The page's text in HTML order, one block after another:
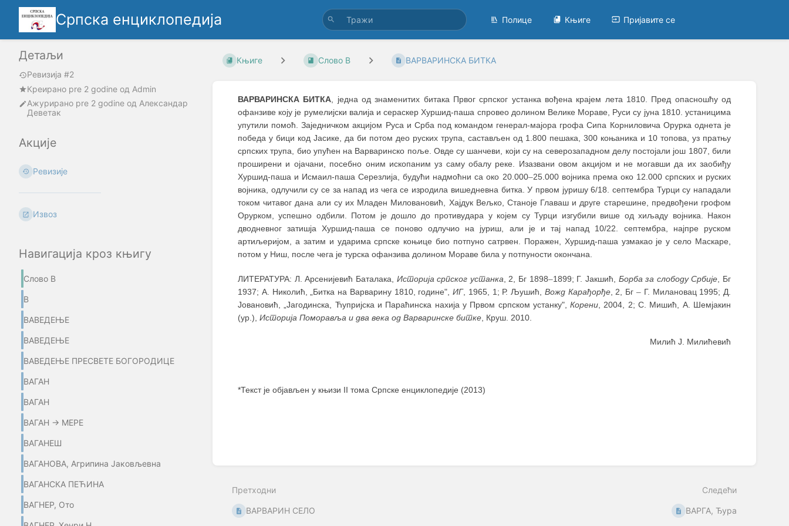
Српска енциклопедија Полице Књиге Пријавите се
Детаљи
Ревизија #2
Креирано pre 2 godine oд Admin
Ажурирано pre 2 godine од Александар
Деветак
Акције
Ревизије
Извоз
Навигација кроз књигу
Слово В
В
ВАВЕДЕЊЕ
ВАВЕДЕЊЕ
ВАВЕДЕЊЕ ПРЕСВЕТЕ БОГОРОДИЦЕ
ВАГАН
ВАГАН
ВАГАН → МЕРЕ
ВАГАНЕШ
ВАГАНОВА, Агрипина Јаковљевна
ВАГАНСКА ПЕЋИНА
ВАГНЕР, Ото
Књиге Слово В ВАРВАРИНСКА БИТКА
ВАРВАРИНСКА БИТКА, једна од знаменитих битака Првог српског устанка вођена крајем лета 1810. Пред опасношћу од
офанзиве коју је румелијски валија и сераскер Хуршид-паша спровео долином Велике Мораве, Руси су јуна 1810. устаницима
упутили помоћ. Заједничком акцијом Руса и Срба под командом генерал-мајора грофа Сипа Корниловича Орурка однета је
победа у бици код Јасике, да би потом део руских трупа, састављен од 1.800 пешака, 300 коњаника и 10 топова, уз пратњу
српских трупа, био упућен на Варваринско поље. Овде су шанчеви, који су на северозападном делу постојали још 1807, били
проширени и ојачани, посебно оним ископаним уз саму обалу реке. Изазвани овом акцијом и не могавши да их заобиђу
Хуршид-паша и Исмаил-паша Серезлија, будући надмоћни са око 20.000–25.000 војника према око 12.000 српских и руских
војника, одлучили су се за напад из чега се изродила вишедневна битка. У првом јуришу 6/18. септембра Турци су нападали
током читавог дана али су их Младен Миловановић, Хајдук Вељко, Станоје Главаш и друге старешине, предвођени грофом
Орурком, успешно одбили. Потом је дошло до противудара у којем су Турци изгубили више од хиљаду војника. Након
дводневног затишја Хуршид-паша се поново одлучио на јуриш, али је и тај напад 10/22. септембра, најпре руском
артиљеријом, а затим и ударима српске коњице био потпуно сатрвен. Поражен, Хуршид-паша узмакао је у село Маскаре,
потом у Ниш, после чега је турска офанзива долином Мораве била у потпуности окончана.
ЛИТЕРАТУРА: Л. Арсенијевић Баталака, Историја српског устанка , 2, Бг 1898–1899; Г. Јакшић, Борба за слободу Србије , Бг
1937; А. Николић, „Битка на Варварину 1810, године",ИГ, 1965, 1; Р. Љушић, Вожд Карађорђе, 2, Бг –Г. Милановац 1995; Д.
Јовановић, „Јагодинска, Ћупријска и Параћинска нахија у Првом српском устанку",Корени , 2004, 2; С. Мишић, А. Шемјакин
(ур.), Историја Поморавља и два века од Варваринске битке , Круш. 2010.
Милић Ј. Милићевић
*Текст је објављен у књизи II тома Српске енциклопедије (2013)
Претходни
ВАРВАРИН СЕЛО
Следећи
ВАРГА, Ђура